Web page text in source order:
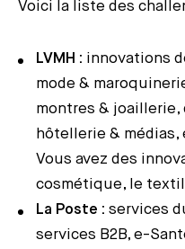
Voici la liste des
LVMH : innovations
mode &
montres &
hôtellerie & médias,
Vous avez des
cosmétique, le
La Poste : services
services B2B, e-